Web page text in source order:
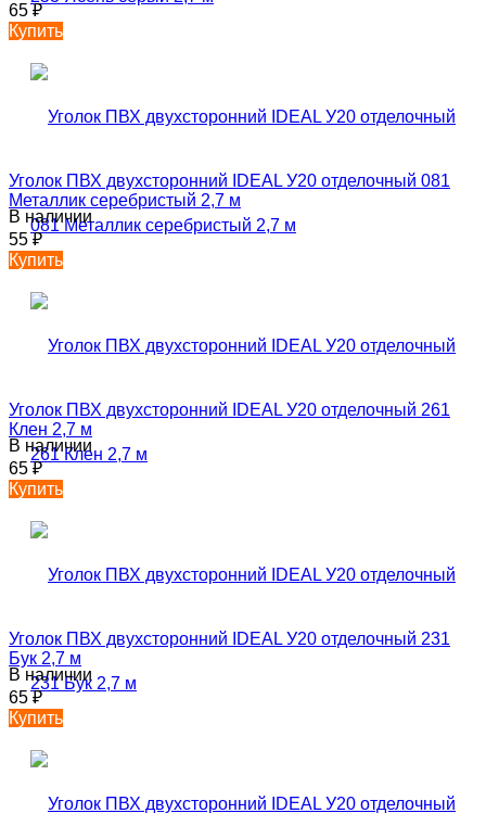
65₽
Купить
Уголок ПВХ двухсторонний IDEAL У20 отделочный 081
Металлик серебристый 2,7 м
В наличии
55₽
Купить
Уголок ПВХ двухсторонний IDEAL У20 отделочный 261
Клен 2,7 м
В наличии
65₽
Купить
Уголок ПВХ двухсторонний IDEAL У20 отделочный 231
Бук 2,7 м
В наличии
65₽
Купить